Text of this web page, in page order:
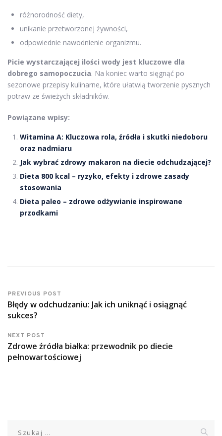
różnorodność diety,
unikanie przetworzonej żywności,
odpowiednie nawodnienie organizmu.
Picie wystarczającej ilości wody jest kluczowe dla
dobrego samopoczucia. Na koniec warto sięgnąć po
sezonowe przepisy kulinarne, które ułatwią tworzenie pysznych
potraw ze świeżych składników.
Powiązane wpisy:
Witamina A: Kluczowa rola, źródła i skutki niedoboru
oraz nadmiaru
Jak wybrać zdrowy makaron na diecie odchudzającej?
Dieta 800 kcal – ryzyko, efekty i zdrowe zasady
stosowania
Dieta paleo – zdrowe odżywianie inspirowane
przodkami
PREVIOUS POST
Błędy w odchudzaniu: Jak ich uniknąć i osiągnąć
sukces?
NEXT POST
Zdrowe źródła białka: przewodnik po diecie
pełnowartościowej